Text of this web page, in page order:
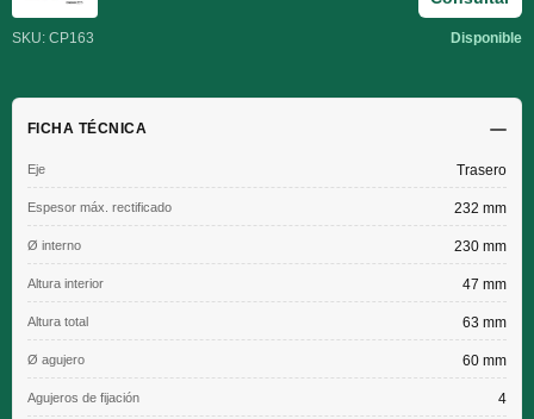
SKU: CP163 Disponible
FICHA TÉCNICA
Eje Trasero
Espesor máx. rectificado 232 mm
Ø interno 230 mm
Altura interior 47 mm
Altura total 63 mm
Ø agujero 60 mm
Agujeros de fijación 4